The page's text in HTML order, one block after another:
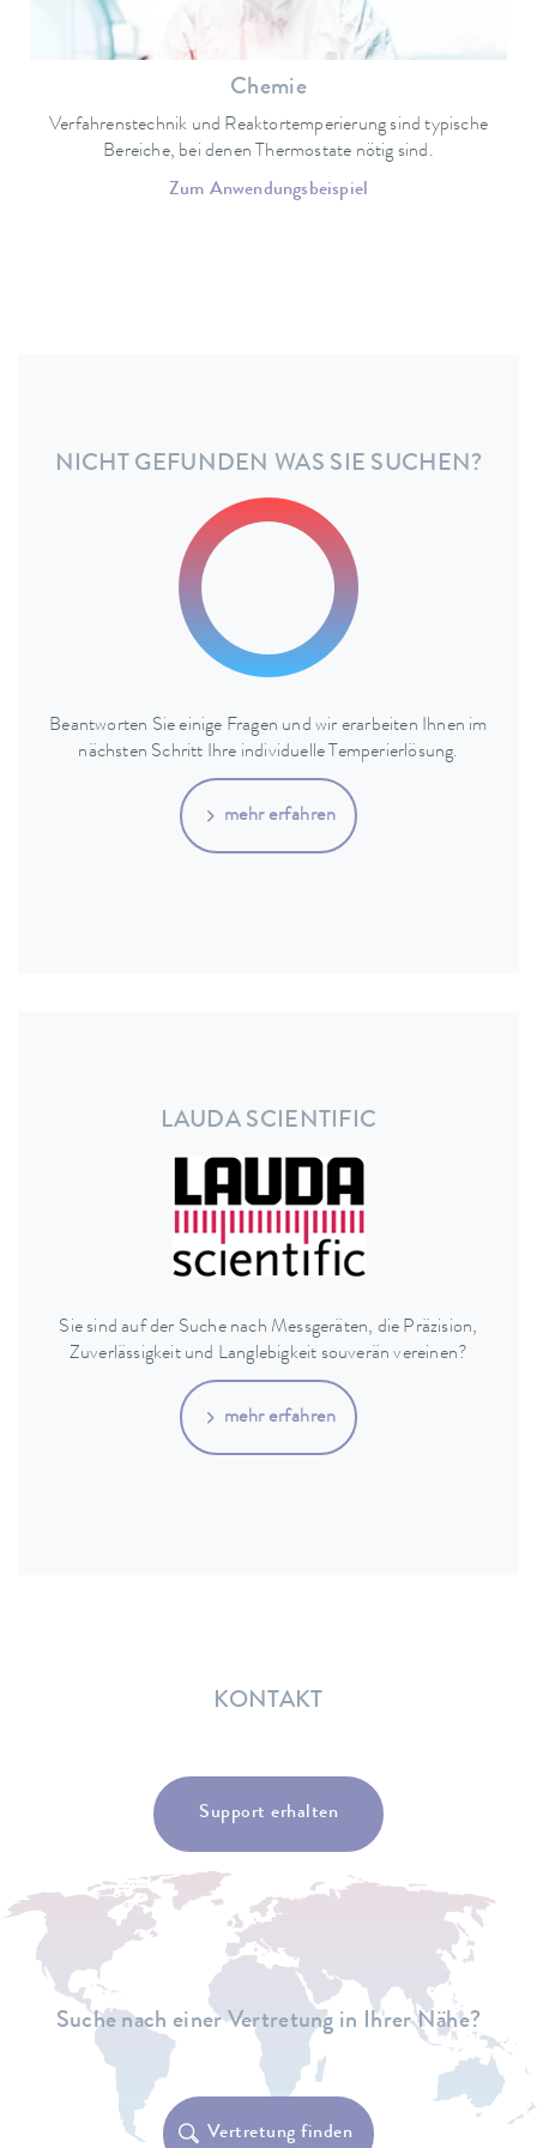
Chemie
Verfahrenstechnik und Reaktortemperierung sind typische
Bereiche, bei denen Thermostate nötig sind.
Zum Anwendungsbeispiel
NICHT GEFUNDEN WAS SIE SUCHEN?
Beantworten Sie einige Fragen und wir erarbeiten Ihnen im
nächsten Schritt Ihre individuelle Temperierlösung.
mehr erfahren
LAUDA SCIENTIFIC
Sie sind auf der Suche nach Messgeräten, die Präzision,
Zuverlässigkeit und Langlebigkeit souverän vereinen?
mehr erfahren
KONTAKT
Support erhalten
Suche nach einer Vertretung in Ihrer Nähe?
Vertretung finden